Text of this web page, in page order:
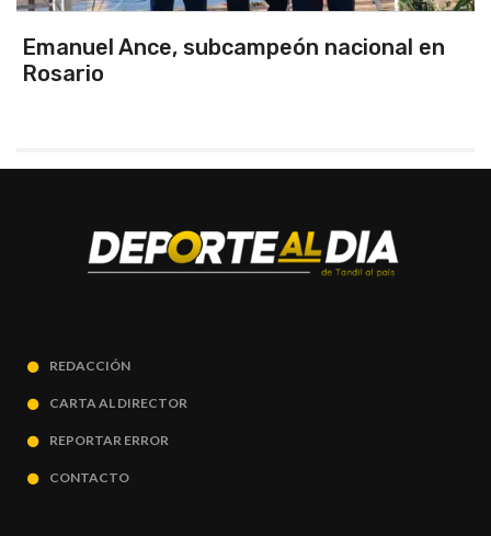
Murió Jorge, el papá de Lionel Messi
REDACCIÓN
CARTA AL DIRECTOR
REPORTAR ERROR
CONTACTO